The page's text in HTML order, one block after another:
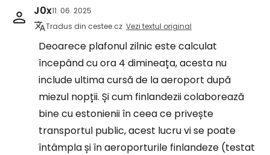
J0x11. 06. 2025
Tradus din cestee.cz Vezi textul original
Deoarece plafonul zilnic este calculat
începând cu ora 4 dimineața, acesta nu
include ultima cursă de la aeroport după
miezul nopții. Și cum finlandezii colaborează
bine cu estonienii în ceea ce privește
transportul public, acest lucru vi se poate
întâmpla și în aeroporturile finlandeze (testat